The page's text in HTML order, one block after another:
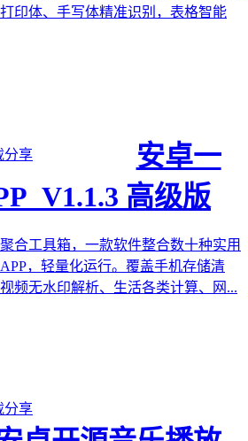
印体、手写体精准识别，表格智能
分享
安卓一
高级版
合工具箱，一款软件整合数十种实用
，轻量化运行。覆盖手机存储清
频无水印解析、生活各类计算、网...
分享